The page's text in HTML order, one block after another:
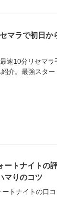
マラで初日か
速10分リセマラ
介。最強スター
ートナイトの
マりのコツ
ートナイトの口